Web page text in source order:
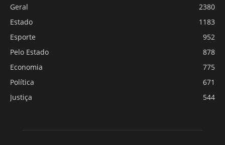
Geral
2380
Estado
1183
Esporte
952
Pelo Estado
878
Economia
775
Política
671
Justiça
544